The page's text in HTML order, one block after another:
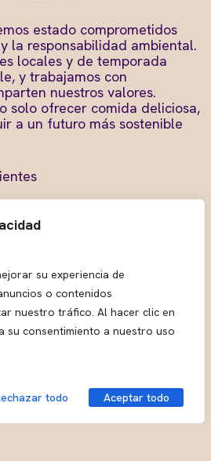
su experiencia de
o contenidos
nuestro tráfico. Al hacer clic en
su consentimiento a nuestro uso
todo Aceptar todo
estado comprometidos
la responsabilidad ambiental.
locales y de temporada
y trabajamos con
nuestros valores.
solo ofrecer comida deliciosa,
a un futuro más sostenible
clientes. Cada visita, cada
agradecidos por su lealtad
seguir compartiendo
deliciosos con ustedes.
e innovadores. Queremos
en esta celebración y
Kaisen Experience tiene